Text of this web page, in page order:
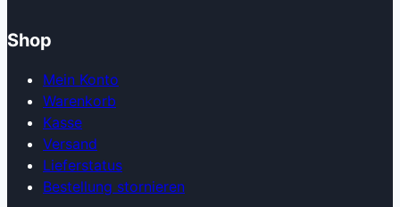
Shop
Mein Konto
Warenkorb
Kasse
Versand
Lieferstatus
Bestellung stornieren